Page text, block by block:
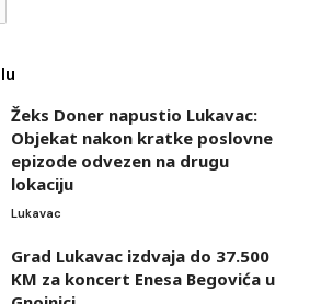
Žeks Doner napustio Lukavac:
Objekat nakon kratke poslovne
epizode odvezen na drugu
lokaciju
Lukavac
Grad Lukavac izdvaja do 37.500
KM za koncert Enesa Begovića u